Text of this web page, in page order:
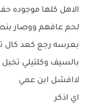
الاهل كلها موجوده
لحم عافهم ووصار
بعرسه رجع كعد
بالسيف وكلتيلي
لاافشل ابن عمي
اي اذكر